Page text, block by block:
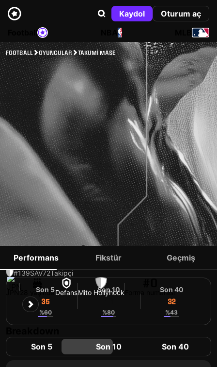
Kaydol
Oturum aç
NBA
FOOTBALL OYUNCULAR TAKUMI MASE
TAKUMI MASE
#139SAV72Takipçi
28 yaşındaDefansMito Hollyhock Forma numarası
Performans Fikstür Geçmiş
Son 5
35
%60
Son 10
%80
Son 40
32
%43
Son 5 Son 10 Son 40